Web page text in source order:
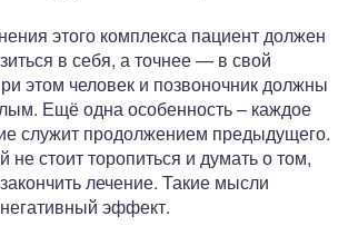
этого комплекса пациент должен
в себя, а точнее — в свой
этом человек и позвоночник должны
Ещё одна особенность – каждое
служит продолжением предыдущего.
не стоит торопиться и думать о том,
лечение. Такие мысли
эффект.